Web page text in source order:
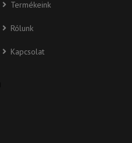
Termékeink
Rólunk
Kapcsolat